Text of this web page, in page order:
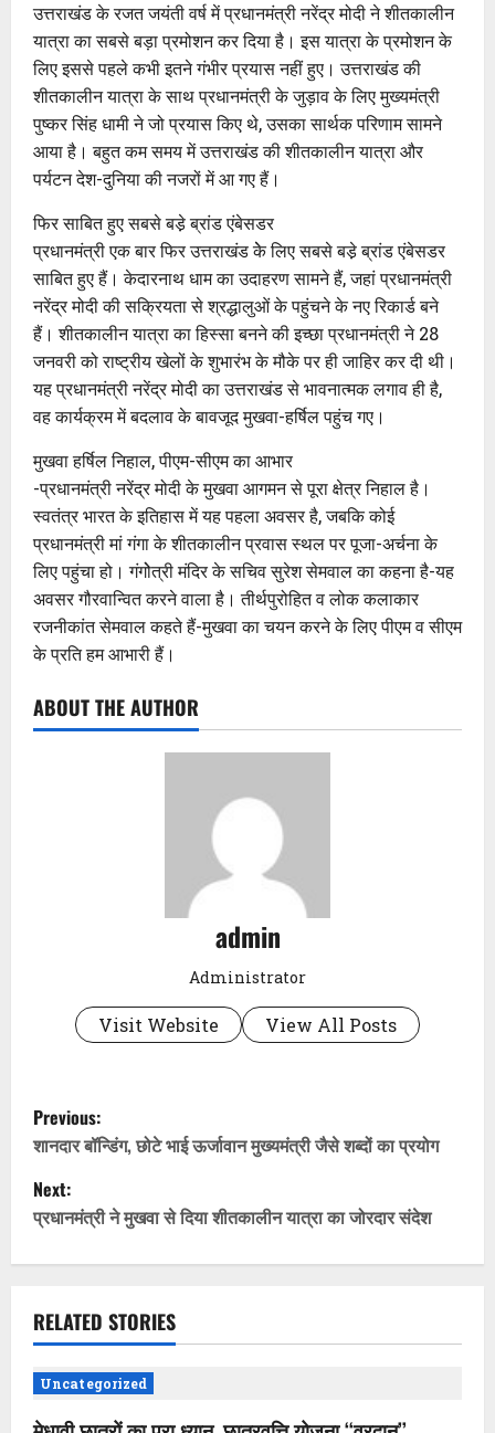
उत्तराखंड के रजत जयंती वर्ष में प्रधानमंत्री नरेंद्र मोदी ने शीतकालीन
यात्रा का सबसे बड़ा प्रमोशन कर दिया है। इस यात्रा के प्रमोशन के
लिए इससे पहले कभी इतने गंभीर प्रयास नहीं हुए। उत्तराखंड की
शीतकालीन यात्रा के साथ प्रधानमंत्री के जुड़ाव के लिए मुख्यमंत्री
पुष्कर सिंह धामी ने जो प्रयास किए थे, उसका सार्थक परिणाम सामने
आया है। बहुत कम समय में उत्तराखंड की शीतकालीन यात्रा और
पर्यटन देश-दुनिया की नजरों में आ गए हैं।
फिर साबित हुए सबसे बडे़ ब्रांड एंबेसडर
प्रधानमंत्री एक बार फिर उत्तराखंड केे लिए सबसे बडे़ ब्रांड एंबेसडर
साबित हुए हैं। केदारनाथ धाम का उदाहरण सामने हैं, जहां प्रधानमंत्री
नरेंद्र मोदी की सक्रियता से श्रद्धालुओं के पहुंचने के नए रिकार्ड बने
हैं। शीतकालीन यात्रा का हिस्सा बनने की इच्छा प्रधानमंत्री ने 28
जनवरी को राष्ट्रीय खेलों के शुभारंभ के मौके पर ही जाहिर कर दी थी।
यह प्रधानमंत्री नरेंद्र मोदी का उत्तराखंड से भावनात्मक लगाव ही है,
वह कार्यक्रम में बदलाव के बावजूद मुखवा-हर्षिल पहुंच गए।
मुखवा हर्षिल निहाल, पीएम-सीएम का आभार
-प्रधानमंत्री नरेंद्र मोदी के मुखवा आगमन से पूरा क्षेत्र निहाल है।
स्वतंत्र भारत के इतिहास में यह पहला अवसर है, जबकि कोई
प्रधानमंत्री मां गंगा के शीतकालीन प्रवास स्थल पर पूजा-अर्चना के
लिए पहुंचा हो। गंगोेत्री मंदिर के सचिव सुरेश सेमवाल का कहना है-यह
अवसर गौरवान्वित करने वाला है। तीर्थपुरोहित व लोक कलाकार
रजनीकांत सेमवाल कहते हैं-मुखवा का चयन करने के लिए पीएम व सीएम
के प्रति हम आभारी हैं।
ABOUT THE AUTHOR
admin
Administrator
Visit Website View All Posts
P
o
s
a
v
Previous:
शानदार बॉन्डिंग, छोटे भाई ऊर्जावान मुख्यमंत्री जैसे शब्दों का प्रयोग
Next:
प्रधानमंत्री ने मुखवा से दिया शीतकालीन यात्रा का जोरदार संदेश
RELATED STORIES
Uncategorized